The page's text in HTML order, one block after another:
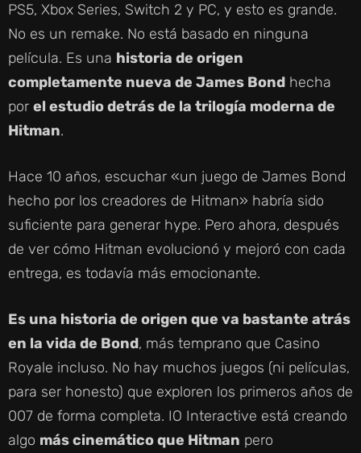
PS5, Xbox Series, Switch 2 y PC, y esto es grande.
No es un remake. No está basado en ninguna
película. Es una historia de origen
completamente nueva de James Bond hecha
por el estudio detrás de la trilogía moderna de
Hitman.
Hace 10 años, escuchar «un juego de James Bond
hecho por los creadores de Hitman» habría sido
suficiente para generar hype. Pero ahora, después
de ver cómo Hitman evolucionó y mejoró con cada
entrega, es todavía más emocionante.
Es una historia de origen que va bastante atrás
en la vida de Bond, más temprano que Casino
Royale incluso. No hay muchos juegos (ni películas,
para ser honesto) que exploren los primeros años de
007 de forma completa. IO Interactive está creando
algo más cinemático que Hitman pero